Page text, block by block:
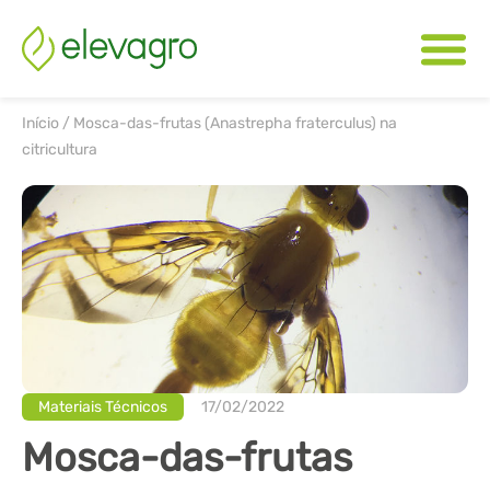
Início / Mosca-das-frutas (Anastrepha fraterculus) na
citricultura
Materiais Técnicos 17/02/2022
Mosca-das-frutas